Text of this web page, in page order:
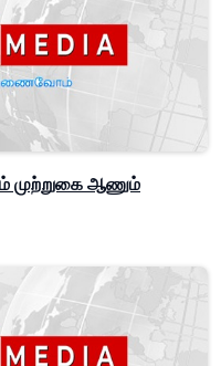
முற்றுகை ஆணும்